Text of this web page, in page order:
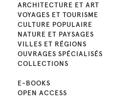
ARCHITECTURE ET ART
VOYAGES ET TOURISME
CULTURE POPULAIRE
NATURE ET PAYSAGES
VILLES ET RÉGIONS
OUVRAGES SPÉCIALISÉS
COLLECTIONS
E-BOOKS
OPEN ACCESS